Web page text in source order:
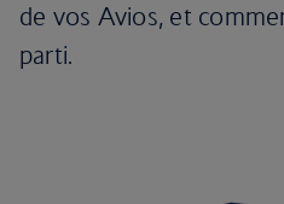
de vos Avios, et
parti.